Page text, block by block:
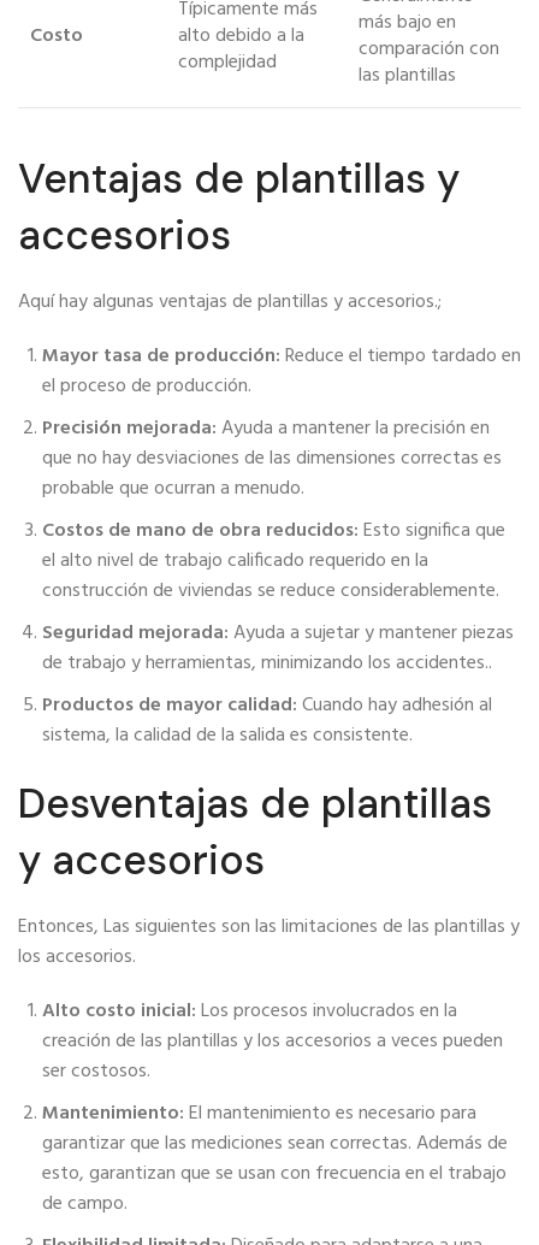
Costo
Típicamente más
alto debido a la
complejidad
más bajo en
comparación con
las plantillas
Ventajas de plantillas y
accesorios
Aquí hay algunas ventajas de plantillas y accesorios.;
Mayor tasa de producción:Reduce el tiempo tardado en
el proceso de producción.
Precisión mejorada:Ayuda a mantener la precisión en
que no hay desviaciones de las dimensiones correctas es
probable que ocurran a menudo.
Costos de mano de obra reducidos:Esto significa que
el alto nivel de trabajo calificado requerido en la
construcción de viviendas se reduce considerablemente.
Seguridad mejorada:Ayuda a sujetar y mantener piezas
de trabajo y herramientas, minimizando los accidentes..
Productos de mayor calidad:Cuando hay adhesión al
sistema, la calidad de la salida es consistente.
Desventajas de plantillas
y accesorios
Entonces, Las siguientes son las limitaciones de las plantillas y
los accesorios.
Alto costo inicial:Los procesos involucrados en la
creación de las plantillas y los accesorios a veces pueden
ser costosos.
Mantenimiento:El mantenimiento es necesario para
garantizar que las mediciones sean correctas. Además de
esto, garantizan que se usan con frecuencia en el trabajo
de campo.